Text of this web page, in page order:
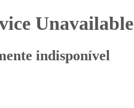
Unavailable
indisponível